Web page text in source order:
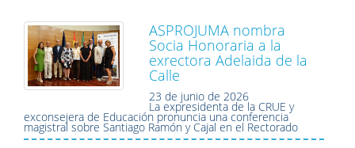
ASPROJUMA nombra
Socia Honoraria a la
exrectora Adelaida de la
Calle
23 de junio de 2026
La expresidenta de la CRUE y
exconsejera de Educación pronuncia una conferencia
magistral sobre Santiago Ramón y Cajal en el Rectorado